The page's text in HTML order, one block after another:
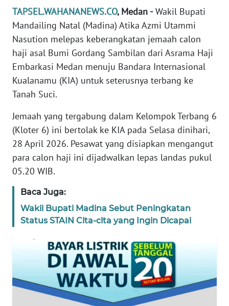
TAPSEL.WAHANANEWS.CO, Medan -Wakil Bupati
Mandailing Natal (Madina) Atika Azmi Utammi
Nasution melepas keberangkatan jemaah calon
haji asal Bumi Gordang Sambilan dari Asrama Haji
Embarkasi Medan menuju Bandara Internasional
Kualanamu (KIA) untuk seterusnya terbang ke
Tanah Suci.
Jemaah yang tergabung dalam Kelompok Terbang 6
(Kloter 6) ini bertolak ke KIA pada Selasa dinihari,
28 April 2026. Pesawat yang disiapkan mengangut
para calon haji ini dijadwalkan lepas landas pukul
05.20 WIB.
Baca Juga:
Wakil Bupati Madina Sebut Peningkatan
Status STAIN Cita-cita yang Ingin Dicapai
REDAKSI
KARIR
DISCLAIMER
Wahana
News
WN
SUMUT
WN
WN
JABAR
WN